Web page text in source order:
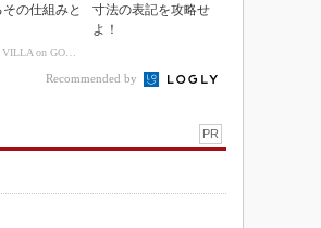
の仕組みと
PR(COCO VILLA on GOETHE)
寸法の表記を攻略せ
よ！
Recommended by
PR